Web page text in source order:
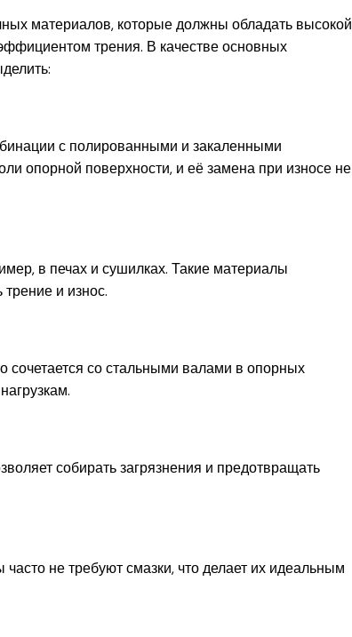
материалов, которые должны обладать высокой
трения. В качестве основных
с полированными и закаленными
опорной поверхности, и её замена при износе не
в печах и сушилках. Такие материалы
и износ.
сочетается со стальными валами в опорных
собирать загрязнения и предотвращать
не требуют смазки, что делает их идеальным